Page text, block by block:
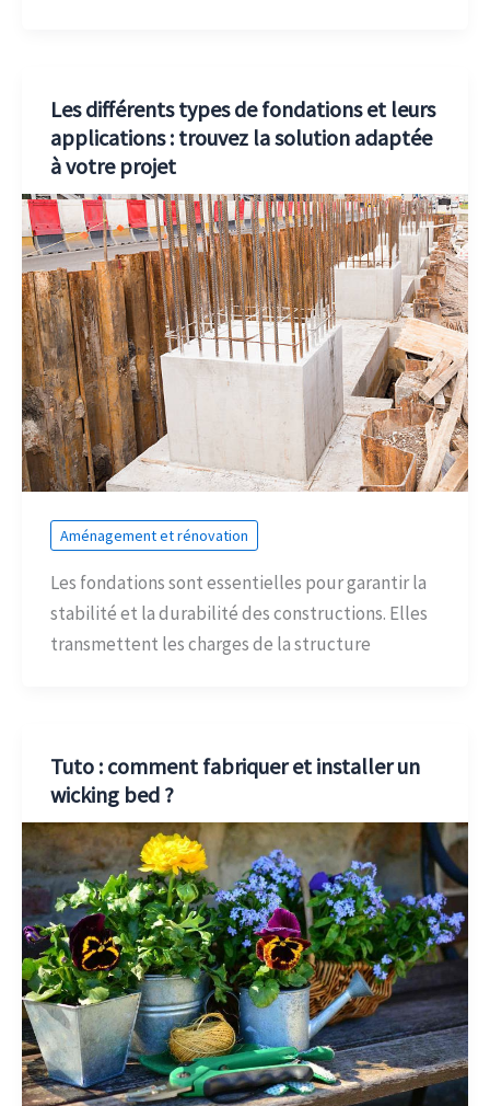
Les différents types de fondations et leurs
applications : trouvez la solution adaptée
à votre projet
Aménagement et rénovation
Les fondations sont essentielles pour garantir la
stabilité et la durabilité des constructions. Elles
transmettent les charges de la structure
Tuto : comment fabriquer et installer un
wicking bed ?